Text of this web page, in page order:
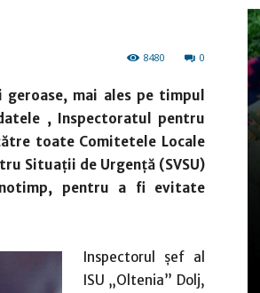
0
8480
mai ales pe timpul
, Inspectoratul pentru
toate Comitetele Locale
Situaţii de Urgenţă (SVSU)
pentru a fi evitate
Inspectorul şef al
ISU „Oltenia” Dolj,